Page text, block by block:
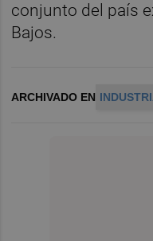
conjunto del país
Bajos.
ARCHIVADO EN